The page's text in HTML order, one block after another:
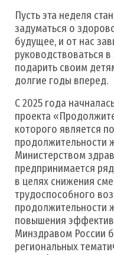
Пусть эта неделя
задуматься о
будущее, и от нас
руководствоваться
подарить своим
долгие годы вперед.
С 2025 года
проекта
которого является
продолжительности
Министерством
предпринимается
в целях снижения
трудоспособного
продолжительности
повышения
Минздравом России
региональных